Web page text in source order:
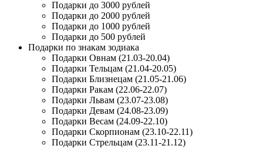
Подарки до 3000 рублей
Подарки до 2000 рублей
Подарки до 1000 рублей
Подарки до 500 рублей
Подарки по знакам зодиака
Подарки Овнам (21.03-20.04)
Подарки Тельцам (21.04-20.05)
Подарки Близнецам (21.05-21.06)
Подарки Ракам (22.06-22.07)
Подарки Львам (23.07-23.08)
Подарки Девам (24.08-23.09)
Подарки Весам (24.09-22.10)
Подарки Скорпионам (23.10-22.11)
Подарки Стрельцам (23.11-21.12)